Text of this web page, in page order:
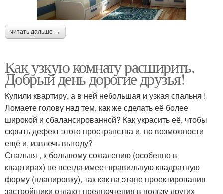
читать дальше →
Как узкую комнату расширить.
Добрый день дорогие друзья!
Купили квартиру, а в ней небольшая и узкая спальня !
Ломаете голову над тем, как же сделать её более
широкой и сбалансированной? Как украсить её, чтобы
скрыть дефект этого пространства и, по возможности
ещё и, извлечь выгоду?
Спальня , к большому сожалению (особенно в
квартирах) не всегда имеет правильную квадратную
форму (планировку), так как на этапе проектирования
застройщики отдают предпочтения в пользу других